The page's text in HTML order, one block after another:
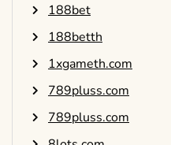
188bet
188betth
1xgameth.com
789pluss.com
789pluss.com